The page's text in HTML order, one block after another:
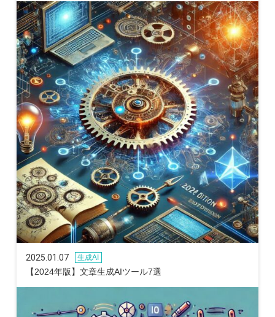
2025.01.07 生成AI
【2024年版】文章生成AIツール7選